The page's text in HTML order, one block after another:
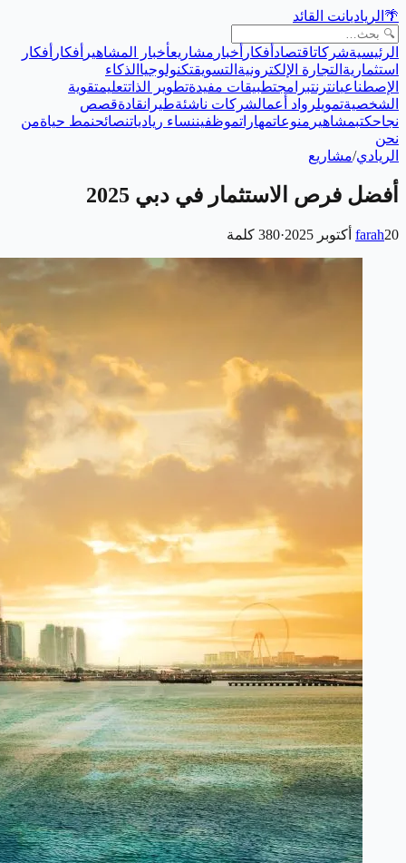
🌴 الرياديانت القائد
الرئيسيةشركاتاقتصاد أفكار أخبار مشاريعأخبار المشاهير أفكار أفكار
استثمارية التجارة الإلكترونية التسويقتكنولوجيا الذكاء
الإصطناعيانترنتبرامجتطبيقات مفيدةتطوير الذاتتعليمتقوية
الشخصيةتمويلرواد أعمالشركات ناشئةطيرانقادةقصص
نجاحكتبمشاهير منوعاتمهاراتموظفيننساء ريادياتنصائحنمط حياةمن
نحن
الريادي/مشاريع
أفضل فرص الاستثمار في دبي 2025
farah20 أكتوبر 2025 ·
380 كلمة